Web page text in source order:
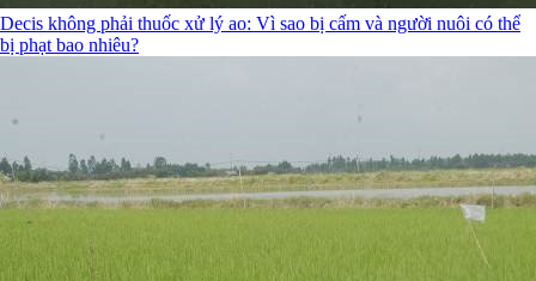
Decis không phải thuốc xử lý ao: Vì sao bị cấm và người nuôi có thể
bị phạt bao nhiêu?